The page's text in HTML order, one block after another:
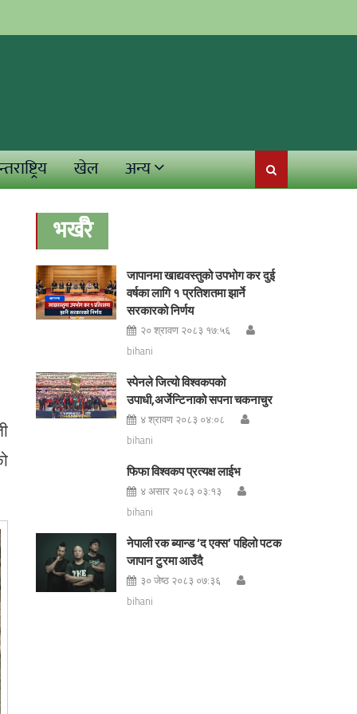
खेल अन्य
भर्खरै
जापानमा खाद्यवस्तुको उपभोग कर दुई
वर्षका लागि १ प्रतिशतमा झार्ने
सरकारको निर्णय
२० श्रावण २०८३ १७:५६
bihani
स्पेनले जित्यो विश्वकपको
उपाधी,अर्जेन्टिनाको सपना चकनाचुर
४ श्रावण २०८३ ०४:०८
bihani
फिफा विश्वकप प्रत्यक्ष लाईभ
४ असार २०८३ ०३:१३
bihani
नेपाली रक ब्यान्ड ‘द एक्स’ पहिलो पटक
जापान टुरमा आउँदै
३० जेष्ठ २०८३ ०७:३६
bihani